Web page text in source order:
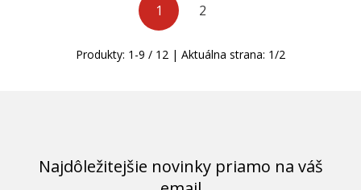
1 2
Produkty: 1 -9 / 12 | Aktuálna strana: 1/2
Najdôležitejšie novinky priamo na váš